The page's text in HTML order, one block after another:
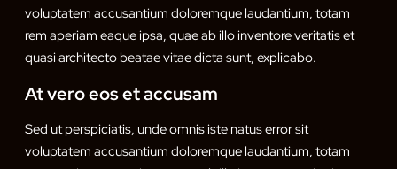
voluptatem accusantium doloremque laudantium, totam
rem aperiam eaque ipsa, quae ab illo inventore veritatis et
quasi architecto beatae vitae dicta sunt, explicabo.
At vero eos et accusam
Sed ut perspiciatis, unde omnis iste natus error sit
voluptatem accusantium doloremque laudantium, totam